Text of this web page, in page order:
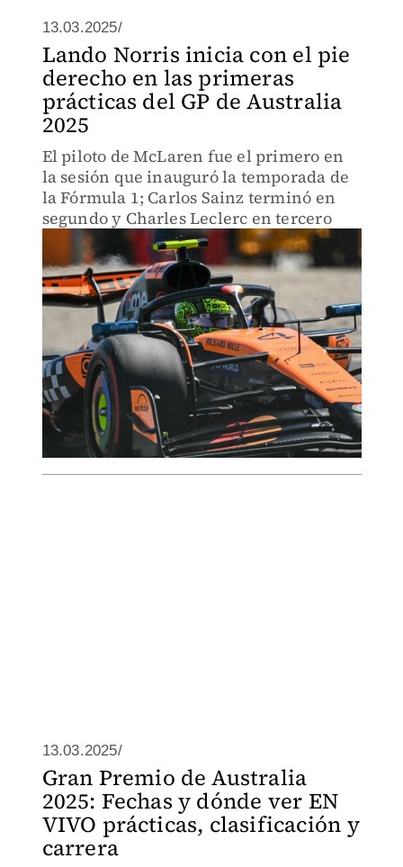
13.03.2025/
Lando Norris inicia con el pie
derecho en las primeras
prácticas del GP de Australia
2025
El piloto de McLaren fue el primero en
la sesión que inauguró la temporada de
la Fórmula 1; Carlos Sainz terminó en
segundo y Charles Leclerc en tercero
13.03.2025/
Gran Premio de Australia
2025: Fechas y dónde ver EN
VIVO prácticas, clasificación y
carrera